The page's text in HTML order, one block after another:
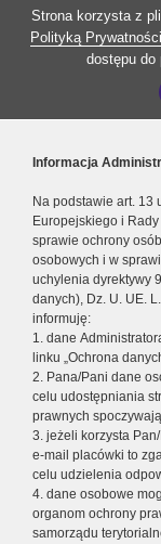
Strona korzysta z
Polityką Prywatności
dostępu do
Informacja
Na podstawie art. 13
Europejskiego i
sprawie ochrony
osobowych i w
uchylenia dyrektywy
danych), Dz. U. UE.
informuję:
1. dane
linku „Ochrona
2. Pana/Pani dane
celu udostępniania
prawnych
3. jeżeli korzysta
e-mail placówki to
celu udzielenia
4. dane osobowe
organom ochrony
samorządu